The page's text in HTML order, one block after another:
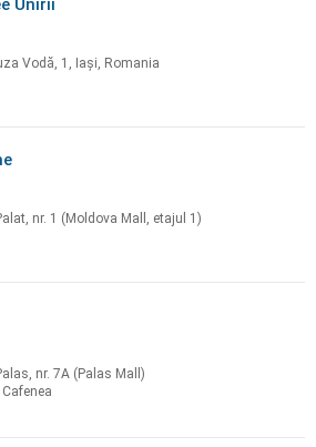
Unirii
Vodă, 1, Iași, Romania
nr. 1 (Moldova Mall, etajul 1)
nr. 7A (Palas Mall)